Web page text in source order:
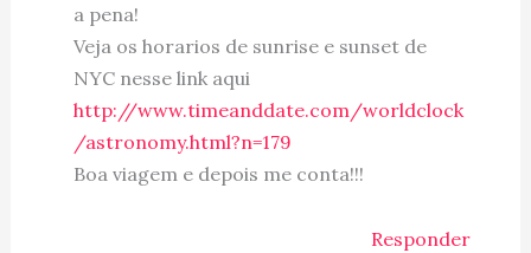
a pena!
Veja os horarios de sunrise e sunset de
NYC nesse link aqui
http://www.timeanddate.com/worldclock
/astronomy.html?n=179
Boa viagem e depois me conta!!!
Responder